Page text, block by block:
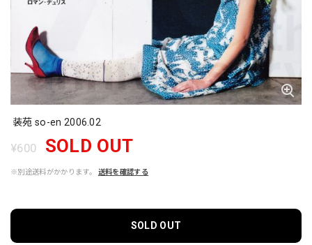
装苑 so-en 2006.02
¥600 SOLD OUT
※別途送料がかかります。 送料を確認する
SOLD OUT